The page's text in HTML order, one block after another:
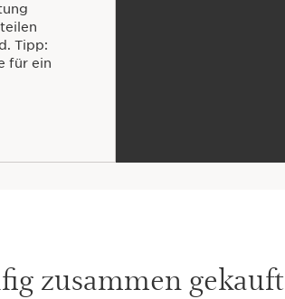
Tipp:
für ein
zusammen gekauft